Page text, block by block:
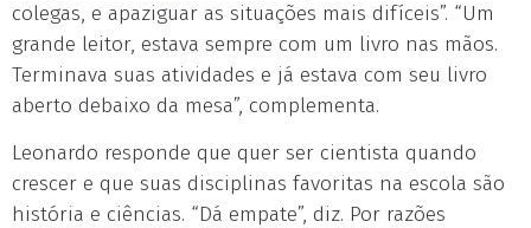
colegas, e apaziguar as situações mais difíceis”. “Um
grande leitor, estava sempre com um livro nas mãos.
Terminava suas atividades e já estava com seu livro
aberto debaixo da mesa”, complementa.
Leonardo responde que quer ser cientista quando
crescer e que suas disciplinas favoritas na escola são
história e ciências. “Dá empate”, diz. Por razões